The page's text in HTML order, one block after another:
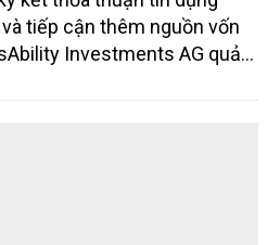
Á (Nam A Bank - HOSE:
kết thỏa thuận tín dụng
và tiếp cận thêm nguồn vốn
Investments AG quản